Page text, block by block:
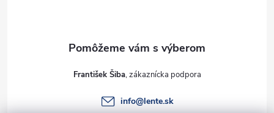
František Šiba
info@lente.sk